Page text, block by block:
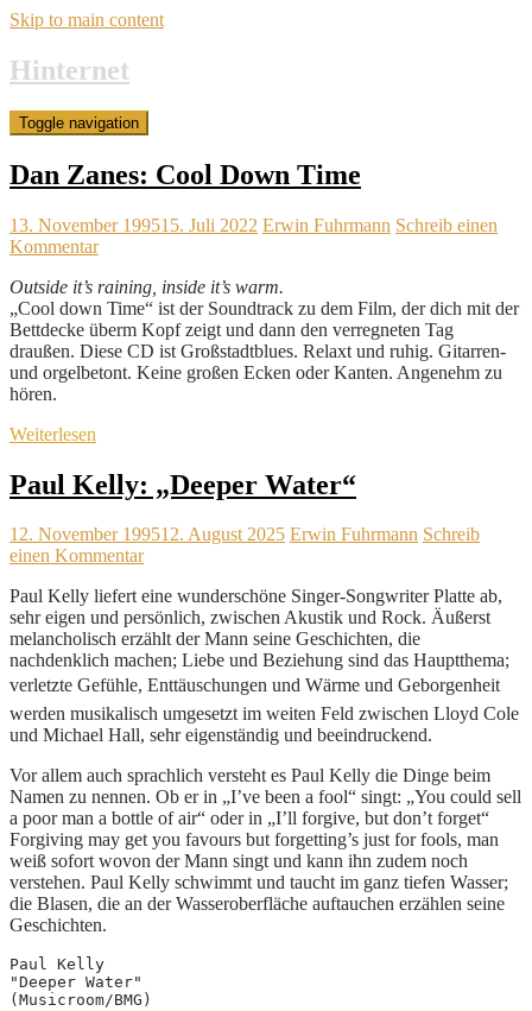
Skip to main content
Hinternet
Toggle navigation
Dan Zanes: Cool Down Time
13. November 199515. Juli 2022 Erwin Fuhrmann Schreib einen
Kommentar
Outside it’s raining, inside it’s warm.
„Cool down Time“ ist der Soundtrack zu dem Film, der dich mit der
Bettdecke überm Kopf zeigt und dann den verregneten Tag
draußen. Diese CD ist Großstadtblues. Relaxt und ruhig. Gitarren-
und orgelbetont. Keine großen Ecken oder Kanten. Angenehm zu
hören.
Weiterlesen
Paul Kelly: „Deeper Water“
12. November 199512. August 2025 Erwin Fuhrmann Schreib
einen Kommentar
Paul Kelly liefert eine wunderschöne Singer-Songwriter Platte ab,
sehr eigen und persönlich, zwischen Akustik und Rock. Äußerst
melancholisch erzählt der Mann seine Geschichten, die
nachdenklich machen; Liebe und Beziehung sind das Hauptthema;
verletzte Gefühle, Enttäuschungen und Wärme und Geborgenheit
werden musikalisch umgesetzt im weiten Feld zwischen Lloyd Cole
und Michael Hall, sehr eigenständig und beeindruckend.
Vor allem auch sprachlich versteht es Paul Kelly die Dinge beim
Namen zu nennen. Ob er in „I’ve been a fool“ singt: „You could sell
a poor man a bottle of air“ oder in „I’ll forgive, but don’t forget“
Forgiving may get you favours but forgetting’s just for fools, man
weiß sofort wovon der Mann singt und kann ihn zudem noch
verstehen. Paul Kelly schwimmt und taucht im ganz tiefen Wasser;
die Blasen, die an der Wasseroberfläche auftauchen erzählen seine
Geschichten.
Paul Kelly
"Deeper Water"
(Musicroom/BMG)